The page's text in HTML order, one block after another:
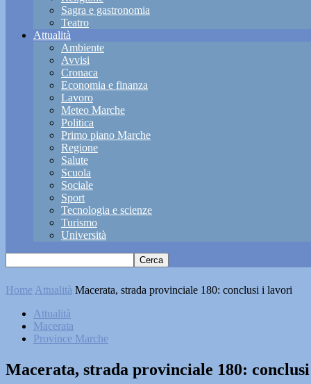
Sagra e gastronomia
Teatro
Attualità
Ambiente
Avvisi
Cronaca
Economia e finanza
Lavoro
Meteo Marche
Politica
Primo piano Marche
Regione
Salute
Scuola
Sociale
Sport
Tecnologia e scienze
Turismo
Università
Home Attualità Macerata, strada provinciale 180: conclusi i lavori
Attualità
Macerata
Province Marche
Macerata, strada provinciale 180: